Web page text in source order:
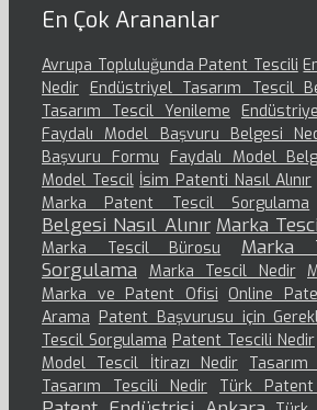
En Çok Arananlar
Avrupa Topluluğunda Patent Tescili
Nedir Endüstriyel Tasarım Tescil
Tasarım Tescil Yenileme
Faydalı Model Başvuru Belgesi
Başvuru Formu
Faydalı Model
Model Tescil İsim Patenti Nasıl Alınır
Marka Patent Tescil Sorgulama
Belgesi Nasıl Alınır Marka
Marka Tescil Bürosu
Marka
Sorgulama
Marka Tescil Nedir
Marka ve Patent Ofisi Online
Arama Patent Başvurusu için
Tescil Sorgulama Patent Tescili Nedir
Model Tescil İtirazı Nedir
Tasarım Tescili Nedir
Türk Patent